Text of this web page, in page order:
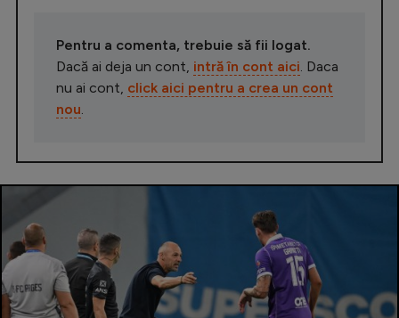
Pentru a comenta, trebuie să fii logat.
Dacă ai deja un cont, intră în cont aici . Daca
nu ai cont, click aici pentru a crea un cont
nou